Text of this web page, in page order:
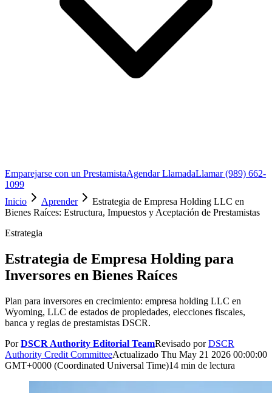
Emparejarse con un PrestamistaAgendar LlamadaLlamar (989) 662-
1099
Inicio
Aprender
Estrategia de Empresa Holding LLC en
Bienes Raíces: Estructura, Impuestos y Aceptación de Prestamistas
Estrategia
Estrategia de Empresa Holding para
Inversores en Bienes Raíces
Plan para inversores en crecimiento: empresa holding LLC en
Wyoming, LLC de estados de propiedades, elecciones fiscales,
banca y reglas de prestamistas DSCR.
PorDSCR Authority Editorial TeamRevisado porDSCR
Authority Credit CommitteeActualizado Thu May 21 2026 00:00:00
GMT+0000 (Coordinated Universal Time)14 min de lectura